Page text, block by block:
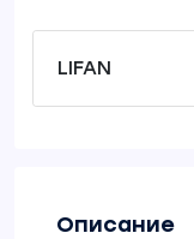
LIFAN
Описание